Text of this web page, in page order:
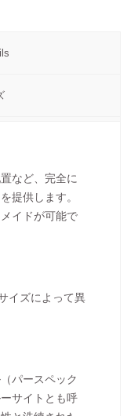
など、完全に
提供します。
イドが可能で
イズによって異
パースペック
サイトとも呼